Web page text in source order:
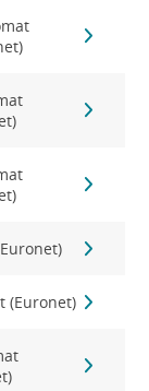
(Euronet)